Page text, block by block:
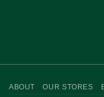
ABOUT OUR STORES